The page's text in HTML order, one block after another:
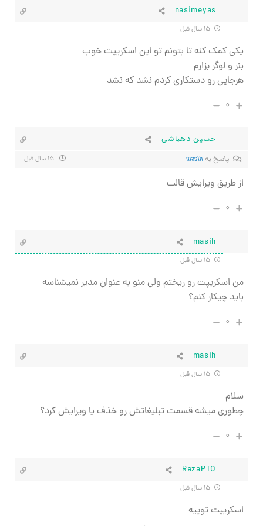
nasimeyas
يكي كمك كنه تا بتونم تو اين اسكريپت خوب
بنر و لوگر بزارم
هرجايي رو دستكاري كردم نشد كه نشد
۰
حسین دهباشی
پاسخ بهmasih
از طریق ویرایش قالب
۰
masih
من اسکریپت رو ریختم ولی منو به عنوان مدیر نمیشناسه
باید چیکار کنم؟
۰
masih
سلام
چطوری میشه قسمت تبلیغاتش رو خذف یا ویرایش کرد؟
۰
RezaPTO
اسکریپت توپیه